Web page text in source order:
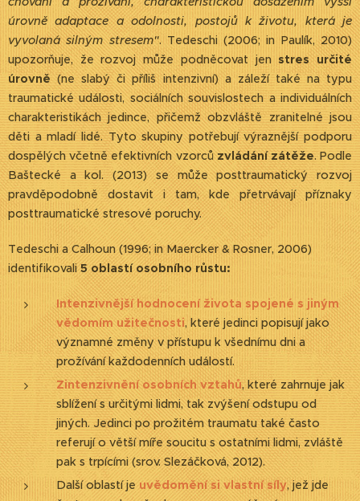
úrovně adaptace a odolnosti, postojů k životu, která je
vyvolaná silným stresem". Tedeschi (2006; in Paulík, 2010)
upozorňuje, že rozvoj může podněcovat jenstres určité
úrovně(ne slabý či příliš intenzivní) a záleží také na typu
traumatické události, sociálních souvislostech a individuálních
charakteristikách jedince, přičemž obzvláště zranitelné jsou
děti a mladí lidé. Tyto skupiny potřebují výraznější podporu
dospělých včetně efektivních vzorcůzvládání zátěže. Podle
Baštecké a kol. (2013) se může posttraumatický rozvoj
pravděpodobně dostavit i tam, kde přetrvávají příznaky
posttraumatické stresové poruchy.
Tedeschi a Calhoun (1996; in Maercker & Rosner, 2006)
identifikovali5 oblastí osobního růstu:
Intenzivnější hodnocení života spojené s jiným
vědomím užitečnosti, které jedinci popisují jako
významné změny v přístupu k všednímu dni a
prožívání každodenních událostí.
Zintenzivnění osobních vztahů, které zahrnuje jak
sblížení s určitými lidmi, tak zvýšení odstupu od
jiných. Jedinci po prožitém traumatu také často
referují o větší míře soucitu s ostatními lidmi, zvláště
pak s trpícími (srov. Slezáčková, 2012).
Další oblastí jeuvědomění si vlastní síly, jež jde